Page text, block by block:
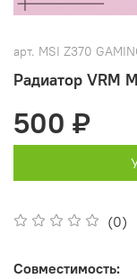
арт. MSI Z370
Радиатор VRM
(0)
500 ₽
Совместимость: